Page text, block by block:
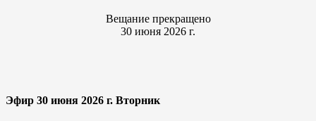
Вещание прекращено
30 июня 2026 г.
Эфир 30 июня 2026 г. Вторник